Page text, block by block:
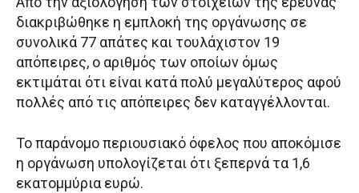
διακριβώθηκε η εμπλοκή της οργάνωσης σε
συνολικά 77 απάτες και τουλάχιστον 19
απόπειρες, ο αριθμός των οποίων όμως
εκτιμάται ότι είναι κατά πολύ μεγαλύτερος αφού
πολλές από τις απόπειρες δεν καταγγέλλονται.
Το παράνομο περιουσιακό όφελος που αποκόμισε
η οργάνωση υπολογίζεται ότι ξεπερνά τα 1,6
εκατομμύρια ευρώ.